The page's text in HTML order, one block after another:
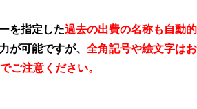
を指定した過去の出費の名称も自動
が可能ですが、 全角記号や絵文字は
ご注意ください。